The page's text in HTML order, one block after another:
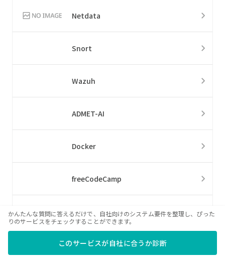
Netdata
Snort
Wazuh
ADMET-AI
Docker
freeCodeCamp
Granola
Julius AI
かんたんな質問に答えるだけで、自社向けのシステム要件を整理し、ぴった
りのサービスをチェックすることができます。
このサービスが自社に合うか診断